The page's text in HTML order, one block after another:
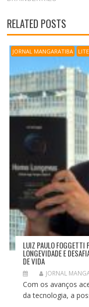
RELATED POSTS
JORNAL MANGARATIBA
LUIZ PAULO FOGGETTI
LONGEVIDADE E
DE VIDA
JORNAL
Com os avanços
da tecnologia, a